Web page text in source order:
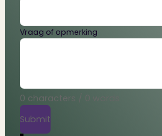
Vraag of opmerking
0 characters / 0 words
Submit